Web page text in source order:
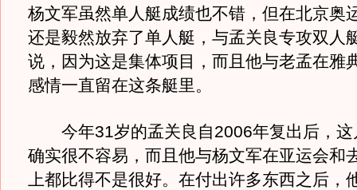
杨文军虽然单人艇成绩也不错，但在北京奥
还是毅然放弃了单人艇，与孟关良专攻双人
说，因为这是集体项目，而且他与老孟在雅
感情一直留在这条艇里。
今年31岁的孟关良自2006年复出后，这
确实很不容易，而且他与杨文军在亚运会和
上都比得不是很好。在付出许多东西之后，